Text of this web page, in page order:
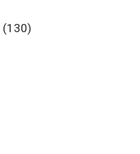
(130)